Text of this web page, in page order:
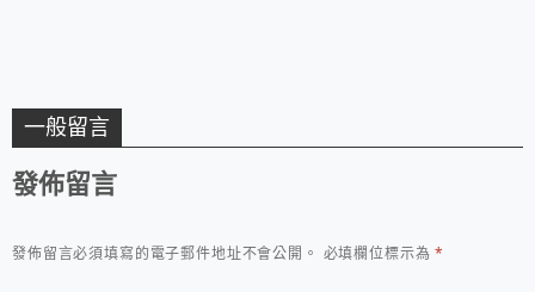
一般留言
發佈留言
發佈留言必須填寫的電子郵件地址不會公開。 必填欄位標示為*